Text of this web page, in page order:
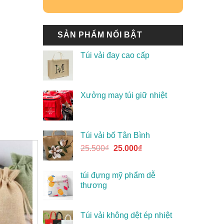
SẢN PHẨM NỔI BẬT
Túi vải đay cao cấp
Xưởng may túi giữ nhiệt
Túi vải bố Tân Bình
25.500₫ 25.000₫
túi đựng mỹ phẩm dễ
thương
Túi vải không dệt ép nhiệt